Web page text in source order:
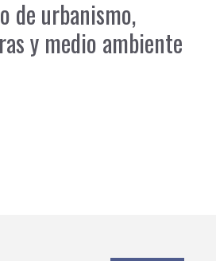
de urbanismo,
y medio ambiente